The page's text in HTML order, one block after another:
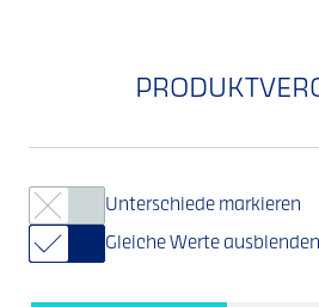
Unterschiede markieren
Gleiche Werte ausblenden